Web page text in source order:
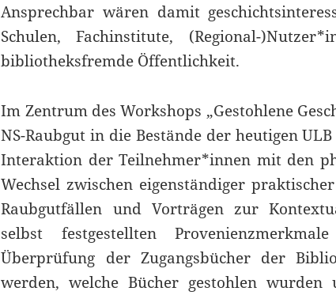
Ansprechbar wären damit
Schulen, Fachinstitute, (Regional-
bibliotheksfremde Öffentlichkeit.
Im Zentrum des Workshops „Gestohlene
NS-Raubgut in die Bestände der heutigen
Interaktion der Teilnehmer*innen mit den
Wechsel zwischen eigenständiger
Raubgutfällen und Vorträgen zur
selbst festgestellten
Überprüfung der Zugangsbücher der
werden, welche Bücher gestohlen